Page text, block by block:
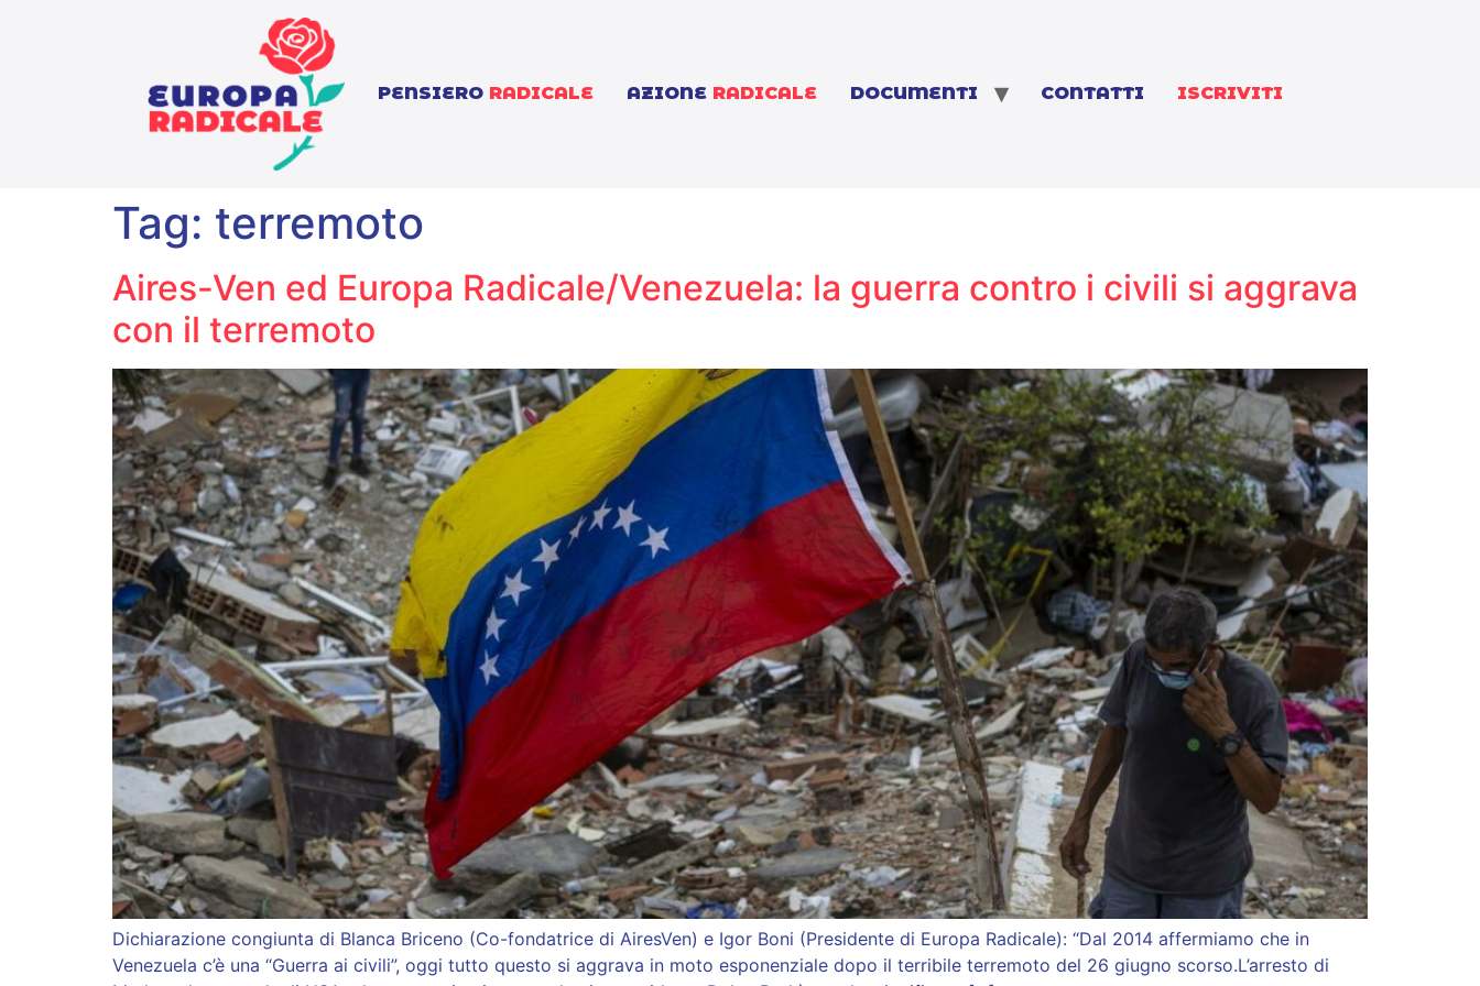
PENSIERO RADICALE AZIONE RADICALE DOCUMENTI CONTATTI ISCRIVITI
Tag: terremoto
Aires-Ven ed Europa Radicale/Venezuela: la guerra contro i civili si aggrava
con il terremoto
Dichiarazione congiunta di Blanca Briceno (Co-fondatrice di AiresVen) e Igor Boni (Presidente di Europa Radicale): “Dal 2014 affermiamo che in
Venezuela c’è una “Guerra ai civili”, oggi tutto questo si aggrava in moto esponenziale dopo il terribile terremoto del 26 giugno scorso.L’arresto di